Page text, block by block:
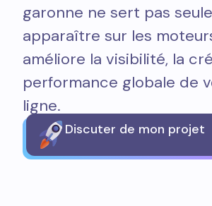
garonne ne sert pas
apparaître sur les
améliore la visibilité, la
performance globale de
ligne.
Discuter de mon projet